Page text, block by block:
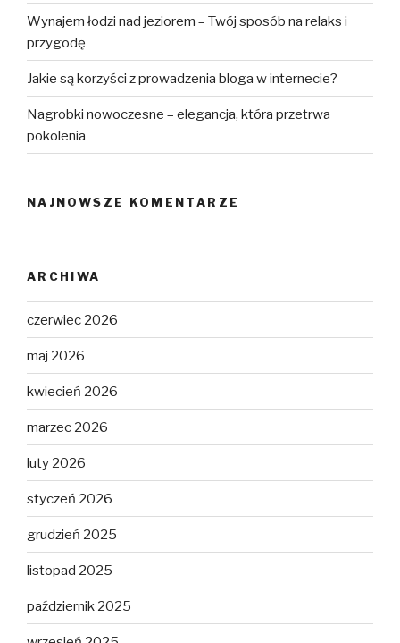
Wynajem łodzi nad jeziorem – Twój sposób na relaks i
przygodę
Jakie są korzyści z prowadzenia bloga w internecie?
Nagrobki nowoczesne – elegancja, która przetrwa
pokolenia
NAJNOWSZE KOMENTARZE
ARCHIWA
czerwiec 2026
maj 2026
kwiecień 2026
marzec 2026
luty 2026
styczeń 2026
grudzień 2025
listopad 2025
październik 2025